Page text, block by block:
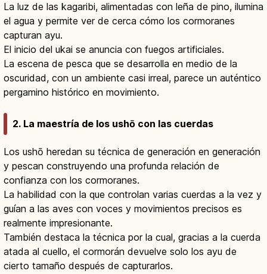
La luz de las kagaribi, alimentadas con leña de pino, ilumina
el agua y permite ver de cerca cómo los cormoranes
capturan ayu.
El inicio del ukai se anuncia con fuegos artificiales.
La escena de pesca que se desarrolla en medio de la
oscuridad, con un ambiente casi irreal, parece un auténtico
pergamino histórico en movimiento.
2. La maestría de los ushō con las cuerdas
Los ushō heredan su técnica de generación en generación
y pescan construyendo una profunda relación de
confianza con los cormoranes.
La habilidad con la que controlan varias cuerdas a la vez y
guían a las aves con voces y movimientos precisos es
realmente impresionante.
También destaca la técnica por la cual, gracias a la cuerda
atada al cuello, el cormorán devuelve solo los ayu de
cierto tamaño después de capturarlos.